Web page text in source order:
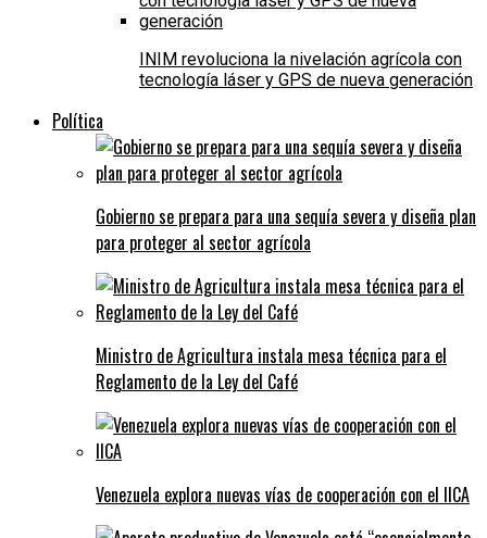
INIM revoluciona la nivelación agrícola con
tecnología láser y GPS de nueva generación
Política
Gobierno se prepara para una sequía severa y diseña plan
para proteger al sector agrícola
Ministro de Agricultura instala mesa técnica para el
Reglamento de la Ley del Café
Venezuela explora nuevas vías de cooperación con el IICA